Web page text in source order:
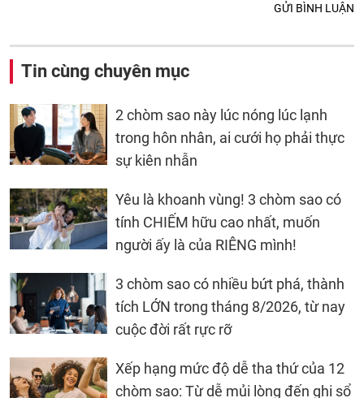
GỬI BÌNH LUẬN
Tin cùng chuyên mục
2 chòm sao này lúc nóng lúc lạnh
trong hôn nhân, ai cưới họ phải thực
sự kiên nhẫn
Yêu là khoanh vùng! 3 chòm sao có
tính CHIẾM hữu cao nhất, muốn
người ấy là của RIÊNG mình!
3 chòm sao có nhiều bứt phá, thành
tích LỚN trong tháng 8/2026, từ nay
cuộc đời rất rực rỡ
Xếp hạng mức độ dễ tha thứ của 12
chòm sao: Từ dễ mủi lòng đến ghi sổ